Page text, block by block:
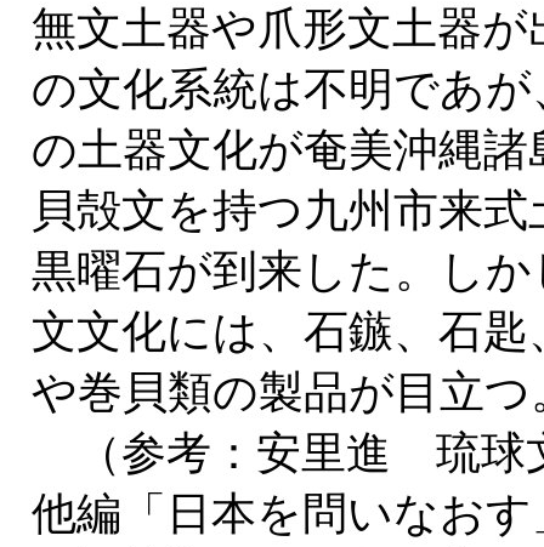
無文土器や爪形文土器
の文化系統は不明であ
の土器文化が奄美沖縄
貝殻文を持つ九州市来
黒曜石が到来した。し
文文化には、石鏃、石
や巻貝類の製品が目立つ
（参考：安里進 琉球
他編「日本を問いなお